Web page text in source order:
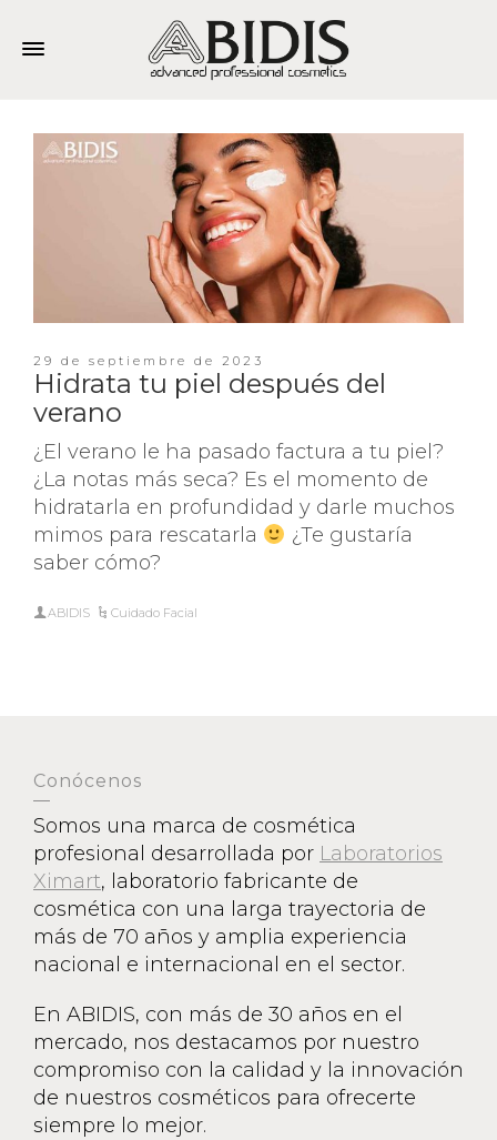
29 de septiembre de 2023
Hidrata tu piel después del
verano
¿El verano le ha pasado factura a tu piel?
¿La notas más seca? Es el momento de
hidratarla en profundidad y darle muchos
mimos para rescatarla
¿Te gustaría
saber cómo?
ABIDIS Cuidado Facial
Conócenos
Somos una marca de cosmética
profesional desarrollada por Laboratorios
Ximart, laboratorio fabricante de
cosmética con una larga trayectoria de
más de 70 años y amplia experiencia
nacional e internacional en el sector.
En ABIDIS, con más de 30 años en el
mercado, nos destacamos por nuestro
compromiso con la calidad y la innovación
de nuestros cosméticos para ofrecerte
siempre lo mejor.